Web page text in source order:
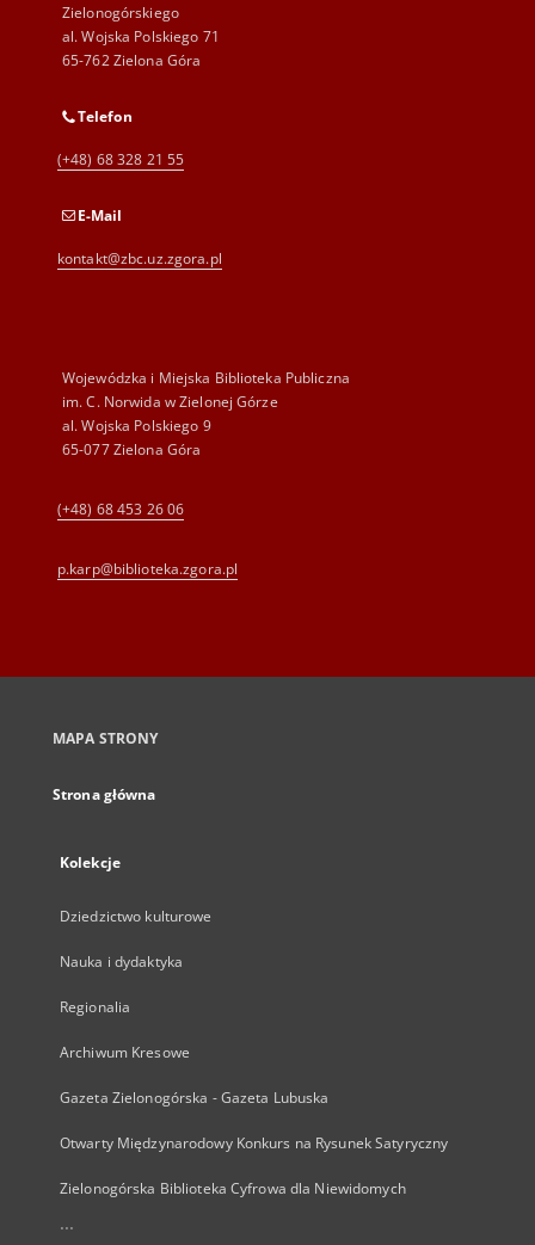
Zielonogórskiego
al. Wojska Polskiego 71
65-762 Zielona Góra
Telefon
(+48) 68 328 21 55
E-Mail
kontakt@zbc.uz.zgora.pl
Wojewódzka i Miejska Biblioteka Publiczna
im. C. Norwida w Zielonej Górze
al. Wojska Polskiego 9
65-077 Zielona Góra
(+48) 68 453 26 06
p.karp@biblioteka.zgora.pl
MAPA STRONY
Strona główna
Kolekcje
Dziedzictwo kulturowe
Nauka i dydaktyka
Regionalia
Archiwum Kresowe
Gazeta Zielonogórska - Gazeta Lubuska
Otwarty Międzynarodowy Konkurs na Rysunek Satyryczny
Zielonogórska Biblioteka Cyfrowa dla Niewidomych
...